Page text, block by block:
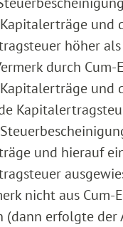
und
höher
durch Cum-
und
und hierauf
nicht aus Cum-
(dann erfolgte der